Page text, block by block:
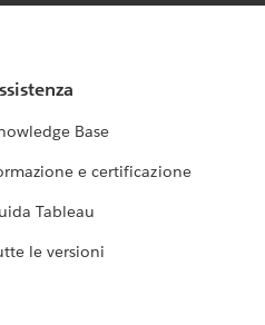
Base
e certificazione
Tableau
le versioni